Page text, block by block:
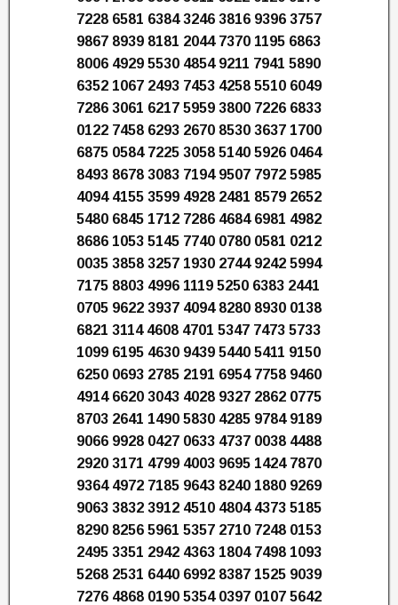
7228 6581 6384 3246 3816 9396 3757
9867 8939 8181 2044 7370 1195 6863
8006 4929 5530 4854 9211 7941 5890
6352 1067 2493 7453 4258 5510 6049
7286 3061 6217 5959 3800 7226 6833
0122 7458 6293 2670 8530 3637 1700
6875 0584 7225 3058 5140 5926 0464
8493 8678 3083 7194 9507 7972 5985
4094 4155 3599 4928 2481 8579 2652
5480 6845 1712 7286 4684 6981 4982
8686 1053 5145 7740 0780 0581 0212
0035 3858 3257 1930 2744 9242 5994
7175 8803 4996 1119 5250 6383 2441
0705 9622 3937 4094 8280 8930 0138
6821 3114 4608 4701 5347 7473 5733
1099 6195 4630 9439 5440 5411 9150
6250 0693 2785 2191 6954 7758 9460
4914 6620 3043 4028 9327 2862 0775
8703 2641 1490 5830 4285 9784 9189
9066 9928 0427 0633 4737 0038 4488
2920 3171 4799 4003 9695 1424 7870
9364 4972 7185 9643 8240 1880 9269
9063 3832 3912 4510 4804 4373 5185
8290 8256 5961 5357 2710 7248 0153
2495 3351 2942 4363 1804 7498 1093
5268 2531 6440 6992 8387 1525 9039
7276 4868 0190 5354 0397 0107 5642